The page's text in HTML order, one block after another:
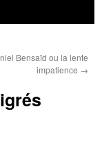
Bensaïd ou la lente
impatience →